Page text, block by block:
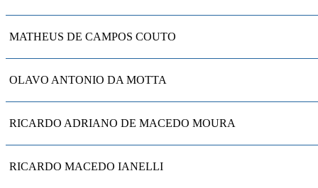
MATHEUS DE CAMPOS COUTO
OLAVO ANTONIO DA MOTTA
RICARDO ADRIANO DE MACEDO MOURA
RICARDO MACEDO IANELLI